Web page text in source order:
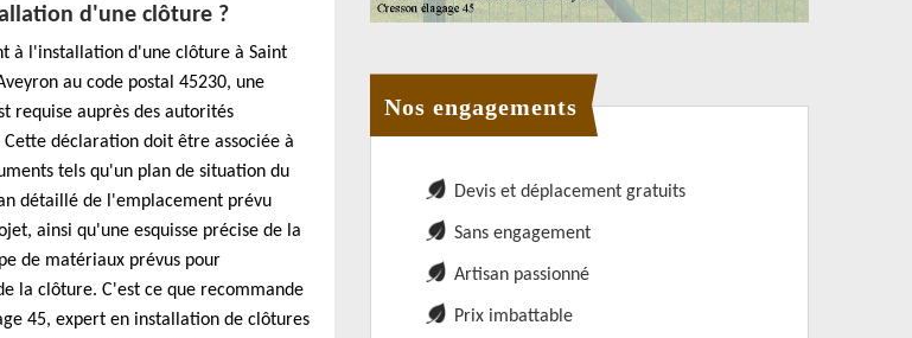
d'une clôture ?
à l'installation d'une clôture à Saint
au code postal 45230, une
requise auprès des autorités
déclaration doit être associée à
tels qu'un plan de situation du
détaillé de l'emplacement prévu
ainsi qu'une esquisse précise de la
de matériaux prévus pour
la clôture. C'est ce que recommande
45, expert en installation de clôtures
Nos engagements
Devis et déplacement gratuits
Sans engagement
Artisan passionné
Prix imbattable